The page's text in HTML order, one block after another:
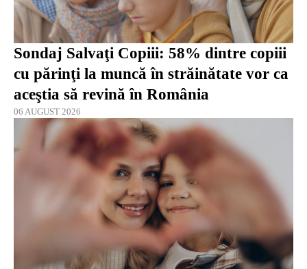
Sondaj Salvaţi Copiii: 58% dintre copiii
cu părinţi la muncă în străinătate vor ca
aceştia să revină în România
06 AUGUST 2026